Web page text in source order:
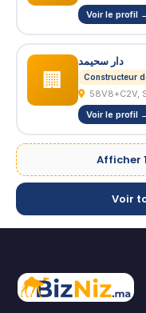
Voir le profil
🏢
دار سحيمد
Constructeur
58V8+C2V,
Voir le profil
Afficher
Voir